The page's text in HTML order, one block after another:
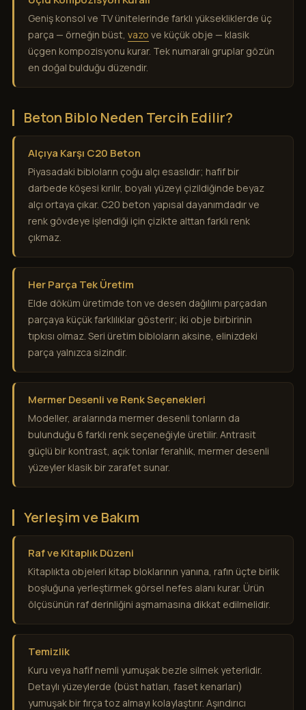
Geniş konsol ve TV ünitelerinde farklı yüksekliklerde üç
parça — örneğin büst, vazo ve küçük obje — klasik
üçgen kompozisyonu kurar. Tek numaralı gruplar gözün
en doğal bulduğu düzendir.
Beton Biblo Neden Tercih Edilir?
Alçıya Karşı C20 Beton
Piyasadaki bibloların çoğu alçı esaslıdır; hafif bir
darbede köşesi kırılır, boyalı yüzeyi çizildiğinde beyaz
alçı ortaya çıkar. C20 beton yapısal dayanımdadır ve
renk gövdeye işlendiği için çizikte alttan farklı renk
çıkmaz.
Her Parça Tek Üretim
Elde döküm üretimde ton ve desen dağılımı parçadan
parçaya küçük farklılıklar gösterir; iki obje birbirinin
tıpkısı olmaz. Seri üretim bibloların aksine, elinizdeki
parça yalnızca sizindir.
Mermer Desenli ve Renk Seçenekleri
Modeller, aralarında mermer desenli tonların da
bulunduğu 6 farklı renk seçeneğiyle üretilir. Antrasit
güçlü bir kontrast, açık tonlar ferahlık, mermer desenli
yüzeyler klasik bir zarafet sunar.
Yerleşim ve Bakım
Raf ve Kitaplık Düzeni
Kitaplıkta objeleri kitap bloklarının yanına, rafın üçte birlik
boşluğuna yerleştirmek görsel nefes alanı kurar. Ürün
ölçüsünün raf derinliğini aşmamasına dikkat edilmelidir.
Temizlik
Kuru veya hafif nemli yumuşak bezle silmek yeterlidir.
Detaylı yüzeylerde (büst hatları, faset kenarları)
yumuşak bir fırça toz almayı kolaylaştırır. Aşındırıcı